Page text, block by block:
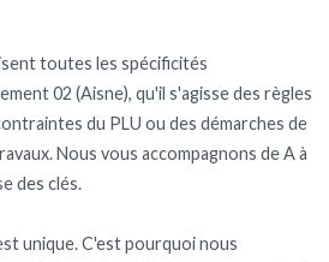
toutes les spécificités
02 (Aisne), qu'il s'agisse des règles
du PLU ou des démarches de
Nous vous accompagnons de A à
des clés.
unique. C'est pourquoi nous